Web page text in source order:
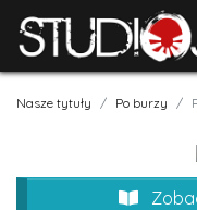
Nasze tytuły Po burzy